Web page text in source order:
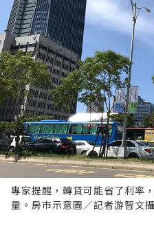
專家提醒，轉貸可能省了利率
量。房市示意圖／記者游智文